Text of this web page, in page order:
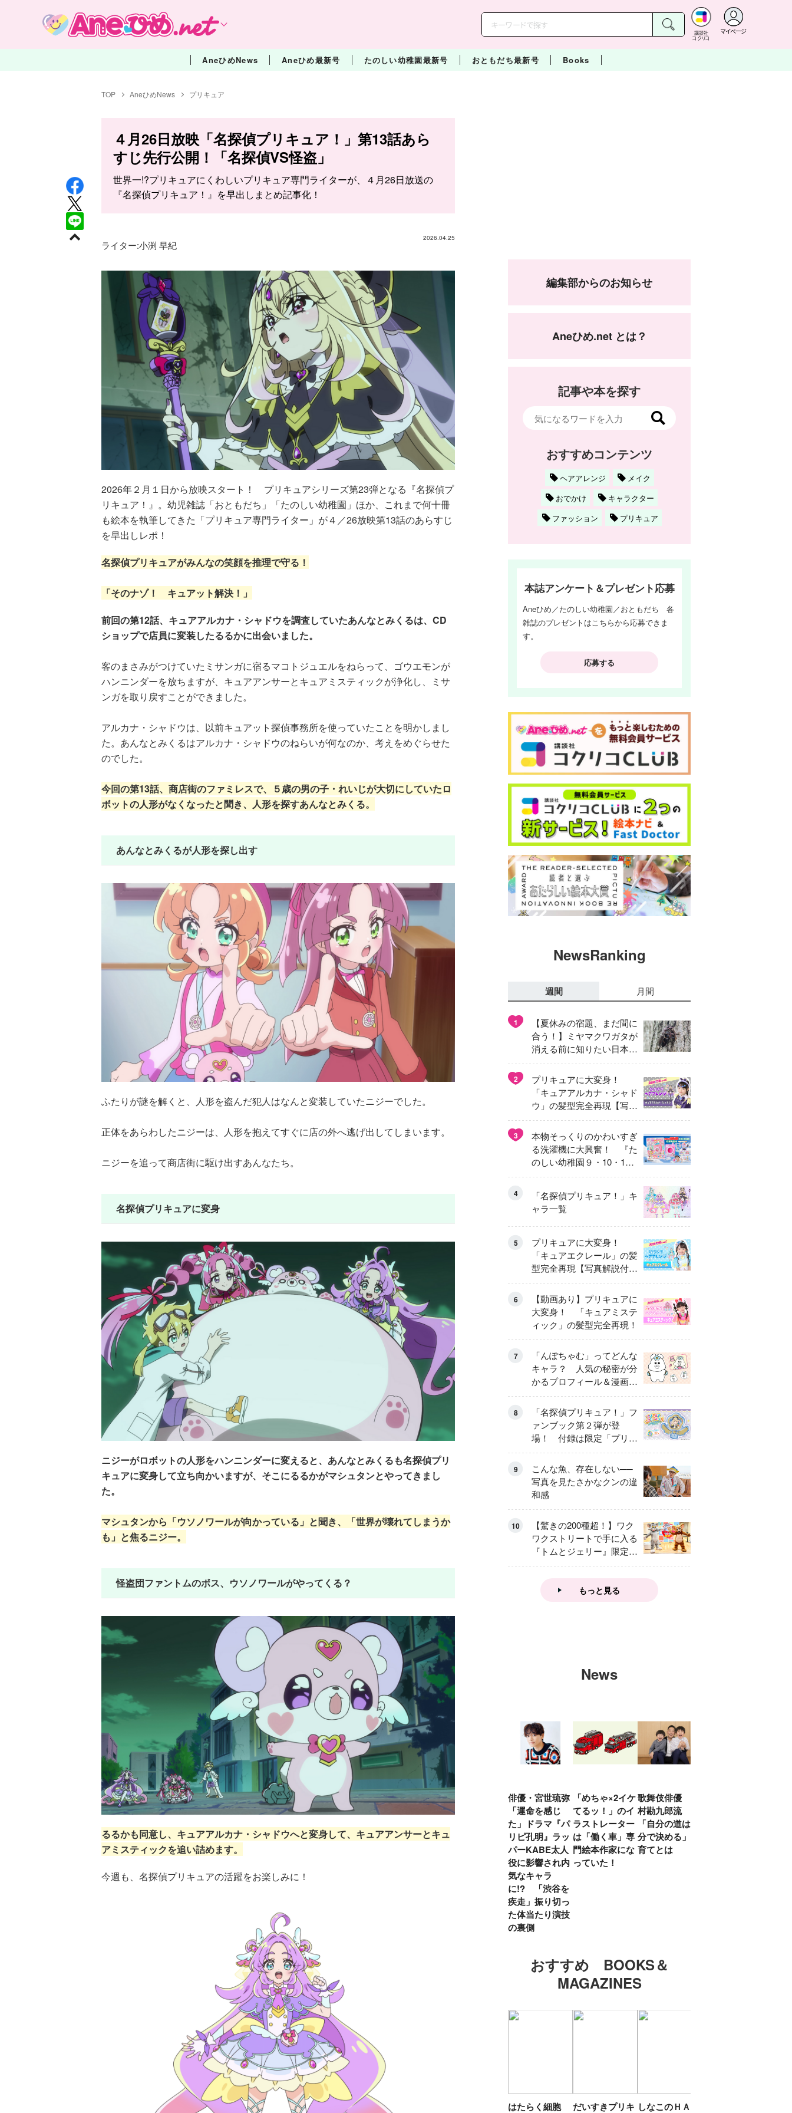
講談社
コクリコ
マイページ
AneひめNews Aneひめ最新号 たのしい幼稚園最新号 おともだち最新号 Books
TOP AneひめNews プリキュア
４月26日放映「名探偵プリキュア！」第13話あら
すじ先行公開！「名探偵VS怪盗」
世界一!?プリキュアにくわしいプリキュア専門ライターが、４月26日放送の
『名探偵プリキュア！』を早出しまとめ記事化！
2026.04.25
ライター:小渕 早紀
2026年２月１日から放映スタート！ プリキュアシリーズ第23弾となる『名探偵プ
リキュア！』。幼児雑誌「おともだち」「たのしい幼稚園」ほか、これまで何十冊
も絵本を執筆してきた「プリキュア専門ライター」が４／26放映第13話のあらすじ
を早出しレポ！
名探偵プリキュアがみんなの笑顔を推理で守る！
「そのナゾ！ キュアット解決！」
前回の第12話、キュアアルカナ・シャドウを調査していたあんなとみくるは、CD
ショップで店員に変装したるるかに出会いました。
客のまさみがつけていたミサンガに宿るマコトジュエルをねらって、ゴウエモンが
ハンニンダーを放ちますが、キュアアンサーとキュアミスティックが浄化し、ミサ
ンガを取り戻すことができました。
アルカナ・シャドウは、以前キュアット探偵事務所を使っていたことを明かしまし
た。あんなとみくるはアルカナ・シャドウのねらいが何なのか、考えをめぐらせた
のでした。
今回の第13話、商店街のファミレスで、５歳の男の子・れいじが大切にしていたロ
ボットの人形がなくなったと聞き、人形を探すあんなとみくる。
あんなとみくるが人形を探し出す
ふたりが謎を解くと、人形を盗んだ犯人はなんと変装していたニジーでした。
正体をあらわしたニジーは、人形を抱えてすぐに店の外へ逃げ出してしまいます。
ニジーを追って商店街に駆け出すあんなたち。
名探偵プリキュアに変身
ニジーがロボットの人形をハンニンダーに変えると、あんなとみくるも名探偵プリ
キュアに変身して立ち向かいますが、そこにるるかがマシュタンとやってきまし
た。
マシュタンから「ウソノワールが向かっている」と聞き、「世界が壊れてしまうか
も」と焦るニジー。
怪盗団ファントムのボス、ウソノワールがやってくる？
るるかも同意し、キュアアルカナ・シャドウへと変身して、キュアアンサーとキュ
アミスティックを追い詰めます。
今週も、名探偵プリキュアの活躍をお楽しみに！
編集部からのお知らせ
Aneひめ.net とは？
記事や本を探す
おすすめコンテンツ
ヘアアレンジ
メイク
おでかけ
キャラクター
ファッション
プリキュア
本誌アンケート＆プレゼント応募
Aneひめ／たのしい幼稚園／おともだち 各
雑誌のプレゼントはこちらから応募できま
す。
応募する
NewsRanking
週間 月間
1
【夏休みの宿題、まだ間に
合う！】ミヤマクワガタが
消える前に知りたい日本の
異変
2
プリキュアに大変身！
「キュアアルカナ・シャド
ウ」の髪型完全再現【写真
解説付き】
3
本物そっくりのかわいすぎ
る洗濯機に大興奮！ 『た
のしい幼稚園９・10・11
月号』だけのオリジナル付
せんたくき」
4
「名探偵プリキュア！」キ
ャラ一覧
5
プリキュアに大変身！
「キュアエクレール」の髪
型完全再現【写真解説付
き】
6
【動画あり】プリキュアに
大変身！ 「キュアミステ
ィック」の髪型完全再現！
7
「んぽちゃむ」ってどんな
キャラ？ 人気の秘密が分
かるプロフィール＆漫画ま
とめ
8
「名探偵プリキュア！」フ
ァンブック第２弾が登
場！ 付録は限定「プリキ
ュアマコトジュエル キュ
アアルカナ・シャドウ ア
イスver.」 キュアエクレ
ールを大特集！
9
こんな魚、存在しない──
写真を見たさかなクンの違
和感
10
【驚きの200種超！】ワク
ワクストリートで手に入る
『トムとジェリー』限定グ
ッズ特集
もっと見る
News
俳優・宮世琉弥
「運命を感じ
た」ドラマ『パ
リピ孔明』ラッ
パーKABE太人
役に影響され内
気なキャラ
に!? 「渋谷を
疾走」振り切っ
た体当たり演技
の裏側
「めちゃ×2イケ
てるッ！」のイ
ラストレーター
は「働く車」専
門絵本作家にな
っていた！
歌舞伎俳優 中
村勘九郎流
「自分の道は自
分で決める」子
育てとは
おすすめ BOOKS＆
MAGAZINES
はたらく細胞
だいすきプリキ しなこのＨＡＰ